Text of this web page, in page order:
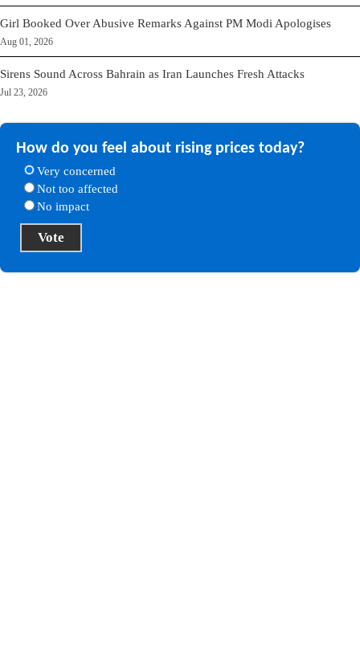
Girl Booked Over Abusive Remarks Against PM Modi Apologises
Aug 01, 2026
Sirens Sound Across Bahrain as Iran Launches Fresh Attacks
Jul 23, 2026
How do you feel about rising prices today?
Very concerned
Not too affected
No impact